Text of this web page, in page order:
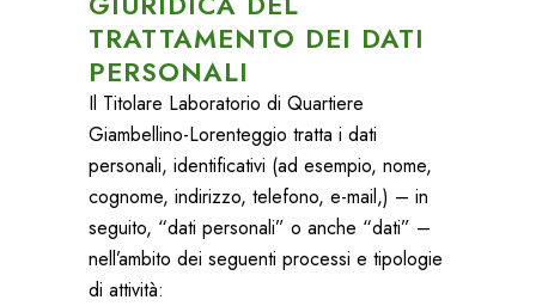
TRATTAMENTO DEI DATI
PERSONALI
Il Titolare Laboratorio di Quartiere
Giambellino-Lorenteggio tratta i dati
personali, identificativi (ad esempio, nome,
cognome, indirizzo, telefono, e-mail,) – in
seguito, “dati personali” o anche “dati” –
nell’ambito dei seguenti processi e tipologie
di attività: